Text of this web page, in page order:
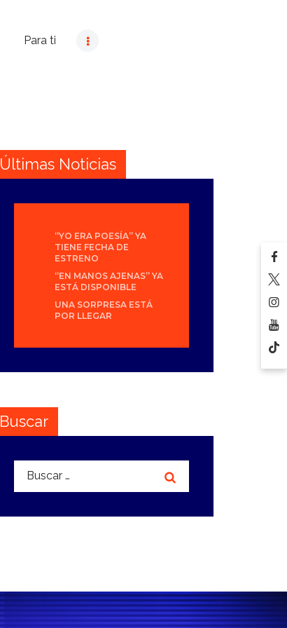
Para ti
Últimas Noticias
“YO ERA POESÍA” YA
TIENE FECHA DE
ESTRENO
“EN MANOS AJENAS” YA
ESTÁ DISPONIBLE
UNA SORPRESA ESTÁ
POR LLEGAR
Buscar
Buscar: